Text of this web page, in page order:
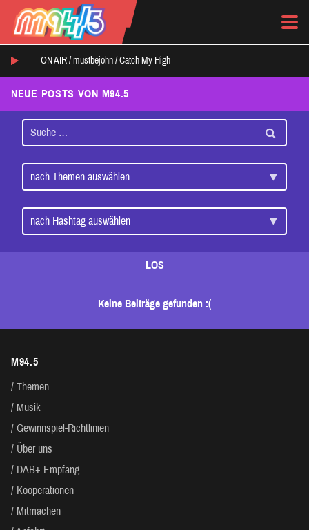
ON AIR / mustbejohn / Catch My High
NEUE POSTS VON M94.5
LOS
Keine Beiträge gefunden :(
M94.5
Themen
Musik
Gewinnspiel-Richtlinien
Über uns
DAB+ Empfang
Kooperationen
Mitmachen